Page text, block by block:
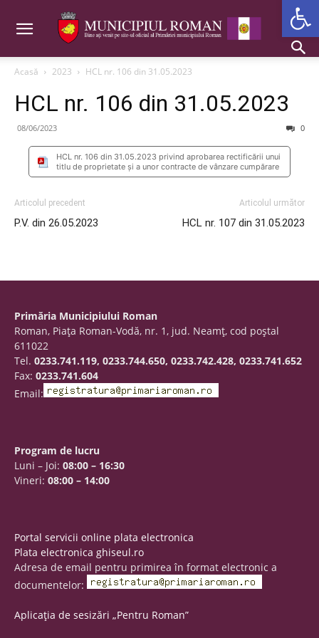
Acasă 2023 HCL nr. 106 din 31.05.2023
HCL nr. 106 din 31.05.2023
08/06/2023 0
HCL nr. 106 din 31.05.2023 privind aprobarea rectificării unui
titlu de proprietate și a unor contracte de vânzare cumpărare
Articolul precedent
P.V. din 26.05.2023
Articolul următor
HCL nr. 107 din 31.05.2023
Primăria Municipiului Roman
Roman, Piaţa Roman-Vodă, nr. 1, jud. Neamţ, cod poştal
611022
Tel. 0233.741.119, 0233.744.650, 0233.742.428, 0233.741.652
Fax: 0233.741.604
Email:
Program de lucru
Luni – Joi: 08:00 – 16:30
Vineri: 08:00 – 14:00
Portal servicii online plata electronica
Plata electronica ghiseul.ro
Adresa de email pentru primirea în format electronic a
documentelor:
Aplicația de sesizări „Pentru Roman”